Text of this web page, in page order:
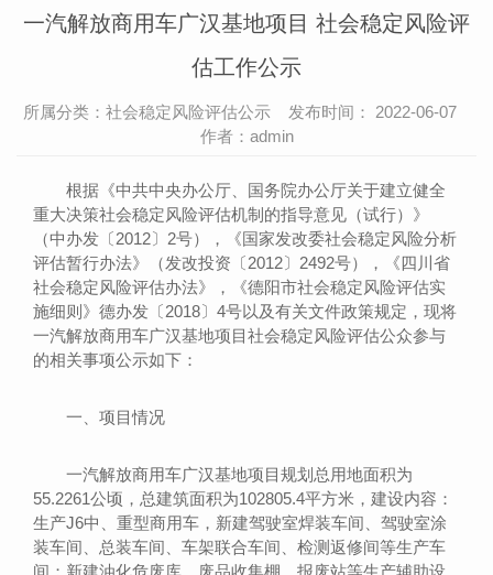
一汽解放商用车广汉基地项目 社会稳定风险评
估工作公示
所属分类：社会稳定风险评估公示 发布时间： 2022-06-07
作者：admin
根据《中共中央办公厅、国务院办公厅关于建立健全
重大决策社会稳定风险评估机制的指导意见（试行）》
（中办发〔2012〕2号），《国家发改委社会稳定风险分析
评估暂行办法》（发改投资〔2012〕2492号），《四川省
社会稳定风险评估办法》，《德阳市社会稳定风险评估实
施细则》德办发〔2018〕4号以及有关文件政策规定，现将
一汽解放商用车广汉基地项目社会稳定风险评估公众参与
的相关事项公示如下：
一、项目情况
一汽解放商用车广汉基地项目规划总用地面积为
55.2261公顷，总建筑面积为102805.4平方米，建设内容：
生产J6中、重型商用车，新建驾驶室焊装车间、驾驶室涂
装车间、总装车间、车架联合车间、检测返修间等生产车